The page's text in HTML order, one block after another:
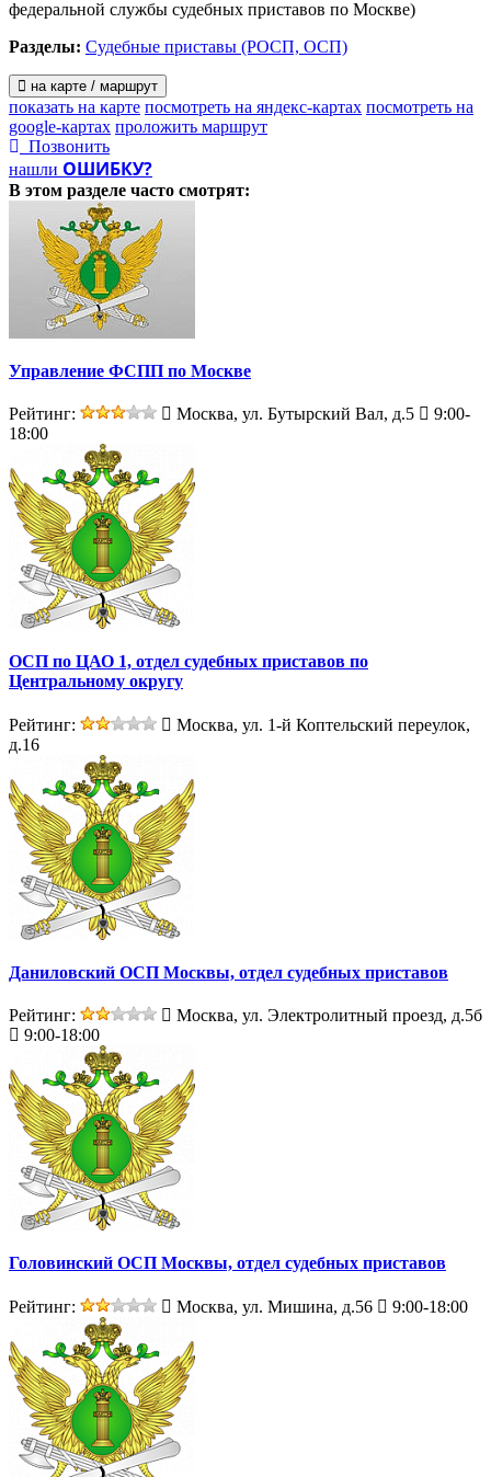
федеральной службы судебных приставов по Москве)
Разделы: Судебные приставы (РОСП, ОСП)
на карте / маршрут
показать на карте посмотреть на яндекс-картах посмотреть на
google-картах проложить маршрут
Позвонить
нашли ОШИБКУ?
В этом разделе часто смотрят:
Управление ФСПП по Москве
Рейтинг: Москва, ул. Бутырский Вал, д.5
9:00-
18:00
ОСП по ЦАО 1, отдел судебных приставов по
Центральному округу
Рейтинг:
Москва, ул. 1-й Коптельский переулок,
д.16
Даниловский ОСП Москвы, отдел судебных приставов
Рейтинг:
Москва, ул. Электролитный проезд, д.5б
9:00-18:00
Головинский ОСП Москвы, отдел судебных приставов
Рейтинг: Москва, ул. Мишина, д.56 9:00-18:00